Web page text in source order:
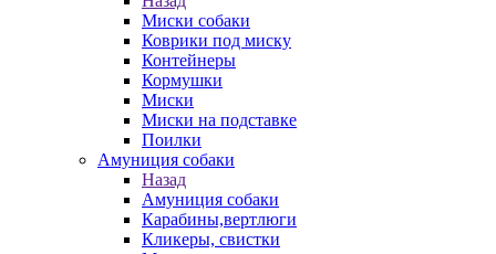
Миски собаки
Коврики под миску
Контейнеры
Кормушки
Миски
Миски на подставке
Поилки
Амуниция собаки
Назад
Амуниция собаки
Карабины,вертлюги
Кликеры, свистки